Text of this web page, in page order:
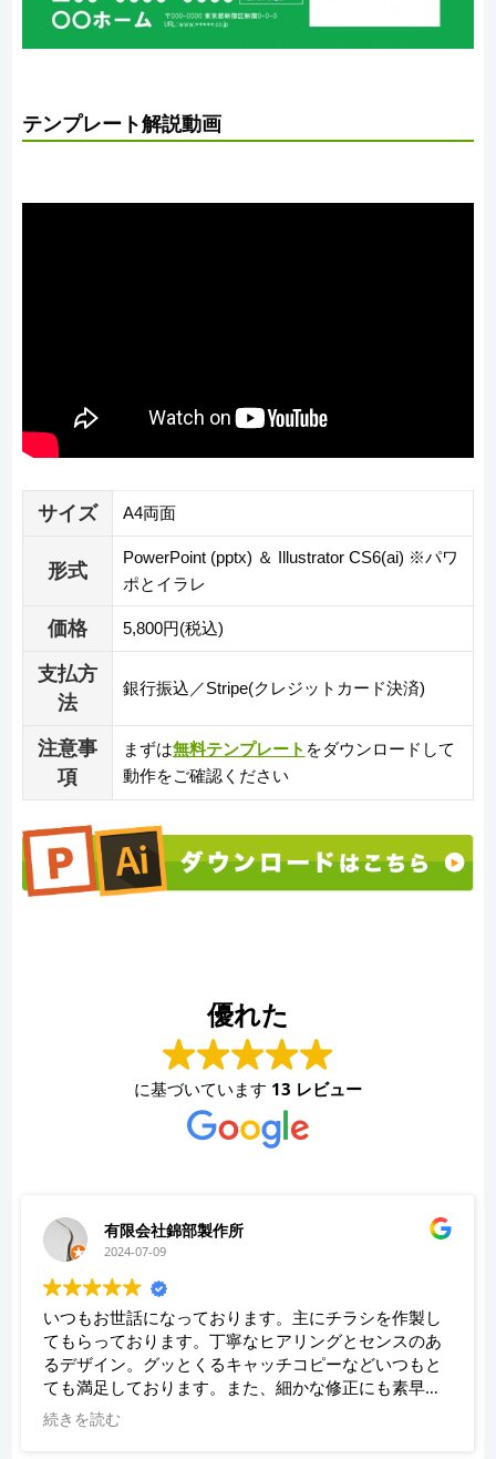
テンプレート解説動画
サイズ A4両面
形式
PowerPoint (pptx) ＆ Illustrator CS6(ai) ※パワ
ポとイラレ
価格 5,800円(税込)
支払方
法
銀行振込／Stripe(クレジットカード決済)
注意事
項
まずは無料テンプレート をダウンロードして
動作をご確認ください
優れた
に基づいています 13 レビュー
有限会社錦部製作所
2024-07-09
いつもお世話になっております。主にチラシを作製し
てもらっております。丁寧なヒアリングとセンスのあ
るデザイン。グッとくるキャッチコピーなどいつもと
ても満足しております。また、細かな修正にも素早く
対応していただき、助かっております。
続きを読む